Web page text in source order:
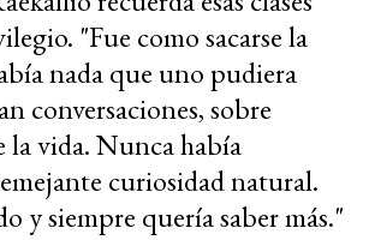
"Fue como sacarse la
nada que uno pudiera
conversaciones, sobre
la vida. Nunca había
curiosidad natural.
y siempre quería saber más."